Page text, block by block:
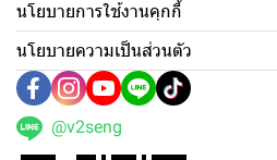
นโยบายการใช้งานคุกกี้
นโยบายความเป็นส่วนตัว
@v2seng